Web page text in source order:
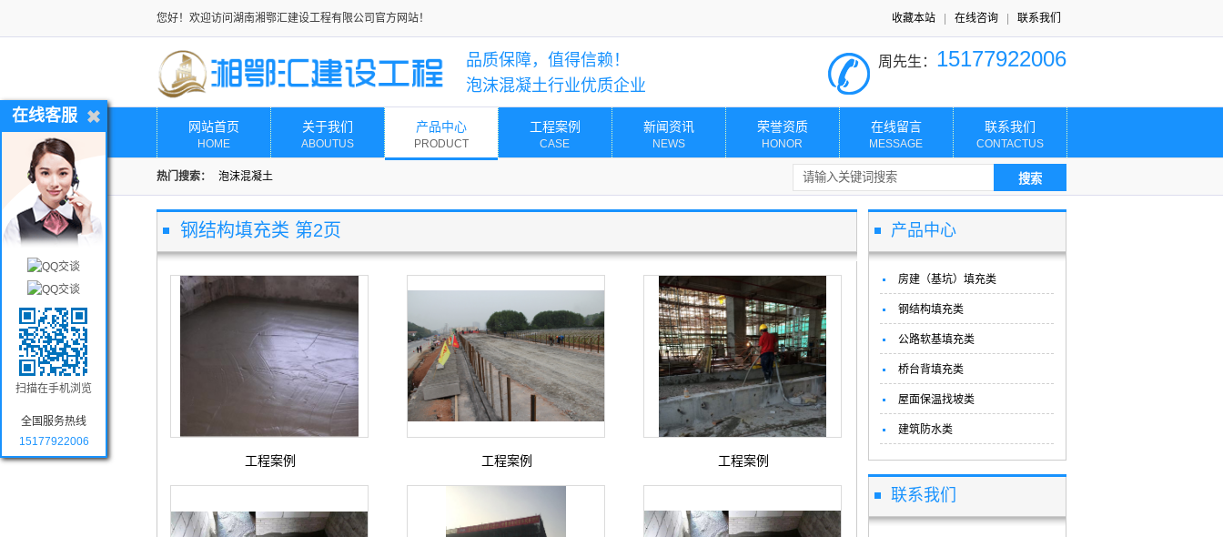
您好！欢迎访问湖南湘鄂汇建设工程有限公司官方网站！ 收藏本站 在线咨询 联系我们
品质保障，值得信赖！
泡沫混凝土行业优质企业
周先生： 15177922006
网站首页
HOME
关于我们
ABOUTUS
产品中心
PRODUCT
工程案例
CASE
新闻资讯
NEWS
荣誉资质
HONOR
在线留言
MESSAGE
联系我们
CONTACTUS
热门搜索： 泡沫混凝土
钢结构填充类 第2页
工程案例 工程案例 工程案例
产品中心
房建（基坑）填充类
钢结构填充类
公路软基填充类
桥台背填充类
屋面保温找坡类
建筑防水类
联系我们
在线客服
扫描在手机浏览
全国服务热线
15177922006